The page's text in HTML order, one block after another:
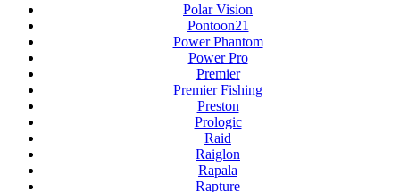
Polar Vision
Pontoon21
Power Phantom
Power Pro
Premier
Premier Fishing
Preston
Prologic
Raid
Raiglon
Rapala
Rapture